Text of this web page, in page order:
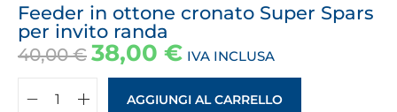
Feeder in ottone cronato Super Spars
per invito randa
40,00€ 38,00 € IVA INCLUSA
AGGIUNGI AL CARRELLO